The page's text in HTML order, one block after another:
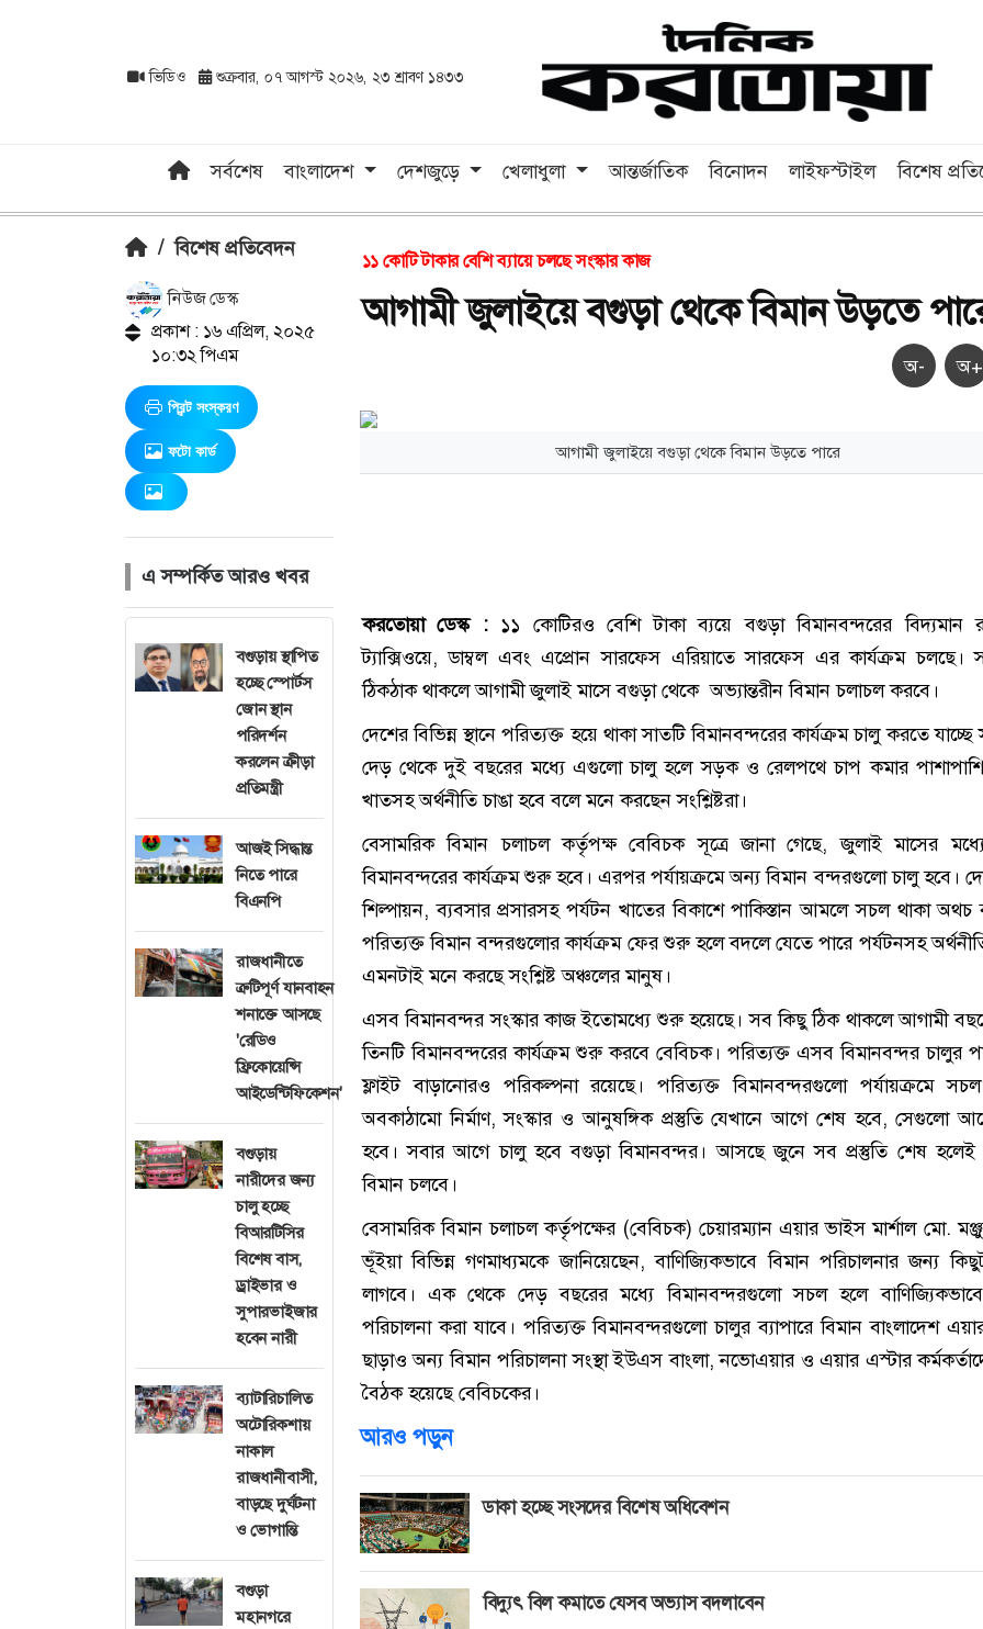
ভিডিও শুক্রবার, ০৭ আগস্ট ২০২৬, ২৩ শ্রাবণ ১৪৩৩
সর্বশেষ বাংলাদেশ দেশজুড়ে খেলাধুলা আন্তর্জাতিক বিনোদন লাইফস্টাইল বিশেষ
/ বিশেষ প্রতিবেদন
নিউজ ডেস্ক
প্রকাশ : ১৬ এপ্রিল, ২০২৫
১০:৩২ পিএম
প্রিন্ট সংস্করণ
ফটো কার্ড
এ সম্পর্কিত আরও খবর
বগুড়ায় স্থাপিত
হচ্ছে স্পোর্টস
জোন স্থান
পরিদর্শন
করলেন ক্রীড়া
প্রতিমন্ত্রী
আজই সিদ্ধান্ত
নিতে পারে
বিএনপি
রাজধানীতে
ত্রুটিপূর্ণ যানবাহন
শনাক্তে আসছে
'রেডিও
ফ্রিকোয়েন্সি
আইডেন্টিফিকেশন'
বগুড়ায়
নারীদের জন্য
চালু হচ্ছে
বিআরটিসির
বিশেষ বাস,
ড্রাইভার ও
সুপারভাইজার
হবেন নারী
ব্যাটারিচালিত
অটোরিকশায়
নাকাল
রাজধানীবাসী,
বাড়ছে দুর্ঘটনা
ও ভোগান্তি
বগুড়া
মহানগরে
১১ কোটি টাকার বেশি ব্যায়ে চলছে সংস্কার কাজ
আগামী জুলাইয়ে বগুড়া থেকে বিমান উড়তে
অ- অ+
আগামী জুলাইয়ে বগুড়া থেকে বিমান উড়তে পারে
করতোয়া ডেস্ক :১১ কোটিরও বেশি টাকা ব্যয়ে বগুড়া বিমানবন্দরের বিদ্যমান
ট্যাক্সিওয়ে, ডাম্বল এবং এপ্রোন সারফেস এরিয়াতে সারফেস এর কার্যক্রম চলছে।
ঠিকঠাক থাকলে আগামী জুলাই মাসে বগুড়া থেকে অভ্যান্তরীন বিমান চলাচল করবে।
দেশের বিভিন্ন স্থানে পরিত্যক্ত হয়ে থাকা সাতটি বিমানবন্দরের কার্যক্রম চালু করতে
দেড় থেকে দুই বছরের মধ্যে এগুলো চালু হলে সড়ক ও রেলপথে চাপ কমার
খাতসহ অর্থনীতি চাঙা হবে বলে মনে করছেন সংশ্লিষ্টরা।
বেসামরিক বিমান চলাচল কর্তৃপক্ষ বেবিচক সূত্রে জানা গেছে, জুলাই মাসের
বিমানবন্দরের কার্যক্রম শুরু হবে। এরপর পর্যায়ক্রমে অন্য বিমান বন্দরগুলো চালু হবে।
শিল্পায়ন, ব্যবসার প্রসারসহ পর্যটন খাতের বিকাশে পাকিস্তান আমলে সচল থাকা অথচ
পরিত্যক্ত বিমান বন্দরগুলোর কার্যক্রম ফের শুরু হলে বদলে যেতে পারে পর্যটনসহ
এমনটাই মনে করছে সংশ্লিষ্ট অঞ্চলের মানুষ।
এসব বিমানবন্দর সংস্কার কাজ ইতোমধ্যে শুরু হয়েছে। সব কিছু ঠিক থাকলে আগামী
তিনটি বিমানবন্দরের কার্যক্রম শুরু করবে বেবিচক। পরিত্যক্ত এসব বিমানবন্দর চালুর
ফ্লাইট বাড়ানোরও পরিকল্পনা রয়েছে। পরিত্যক্ত বিমানবন্দরগুলো পর্যায়ক্রমে
অবকাঠামো নির্মাণ, সংস্কার ও আনুষঙ্গিক প্রস্তুতি যেখানে আগে শেষ হবে, সেগুলো
হবে। সবার আগে চালু হবে বগুড়া বিমানবন্দর। আসছে জুনে সব প্রস্তুতি শেষ হলেই
বিমান চলবে।
বেসামরিক বিমান চলাচল কর্তৃপক্ষের (বেবিচক) চেয়ারম্যান এয়ার ভাইস মার্শাল মো.
ভূঁইয়া বিভিন্ন গণমাধ্যমকে জানিয়েছেন, বাণিজ্যিকভাবে বিমান পরিচালনার জন্য
লাগবে। এক থেকে দেড় বছরের মধ্যে বিমানবন্দরগুলো সচল হলে
পরিচালনা করা যাবে। পরিত্যক্ত বিমানবন্দরগুলো চালুর ব্যাপারে বিমান বাংলাদেশ
ছাড়াও অন্য বিমান পরিচালনা সংস্থা ইউএস বাংলা, নভোএয়ার ও এয়ার এস্টার
বৈঠক হয়েছে বেবিচকের।
আরও পড়ুন
ডাকা হচ্ছে সংসদের বিশেষ অধিবেশন
বিদ্যুৎ বিল কমাতে যেসব অভ্যাস বদলাবেন